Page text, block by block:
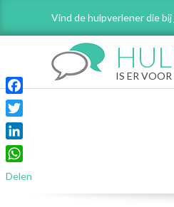
Vind de hulpverlener die bij
IS ER
Facebook
Twitter
LinkedIn
WhatsApp
Delen